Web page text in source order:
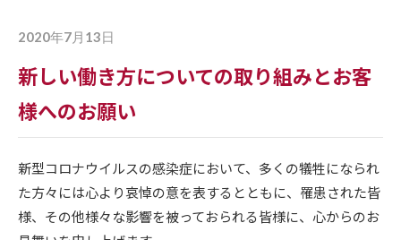
2020年7月13日
新しい働き方についての取り組みとお客
様へのお願い
新型コロナウイルスの感染症において、多くの犠牲になられ
た方々には心より哀悼の意を表するとともに、罹患された皆
様、その他様々な影響を被っておられる皆様に、心からのお